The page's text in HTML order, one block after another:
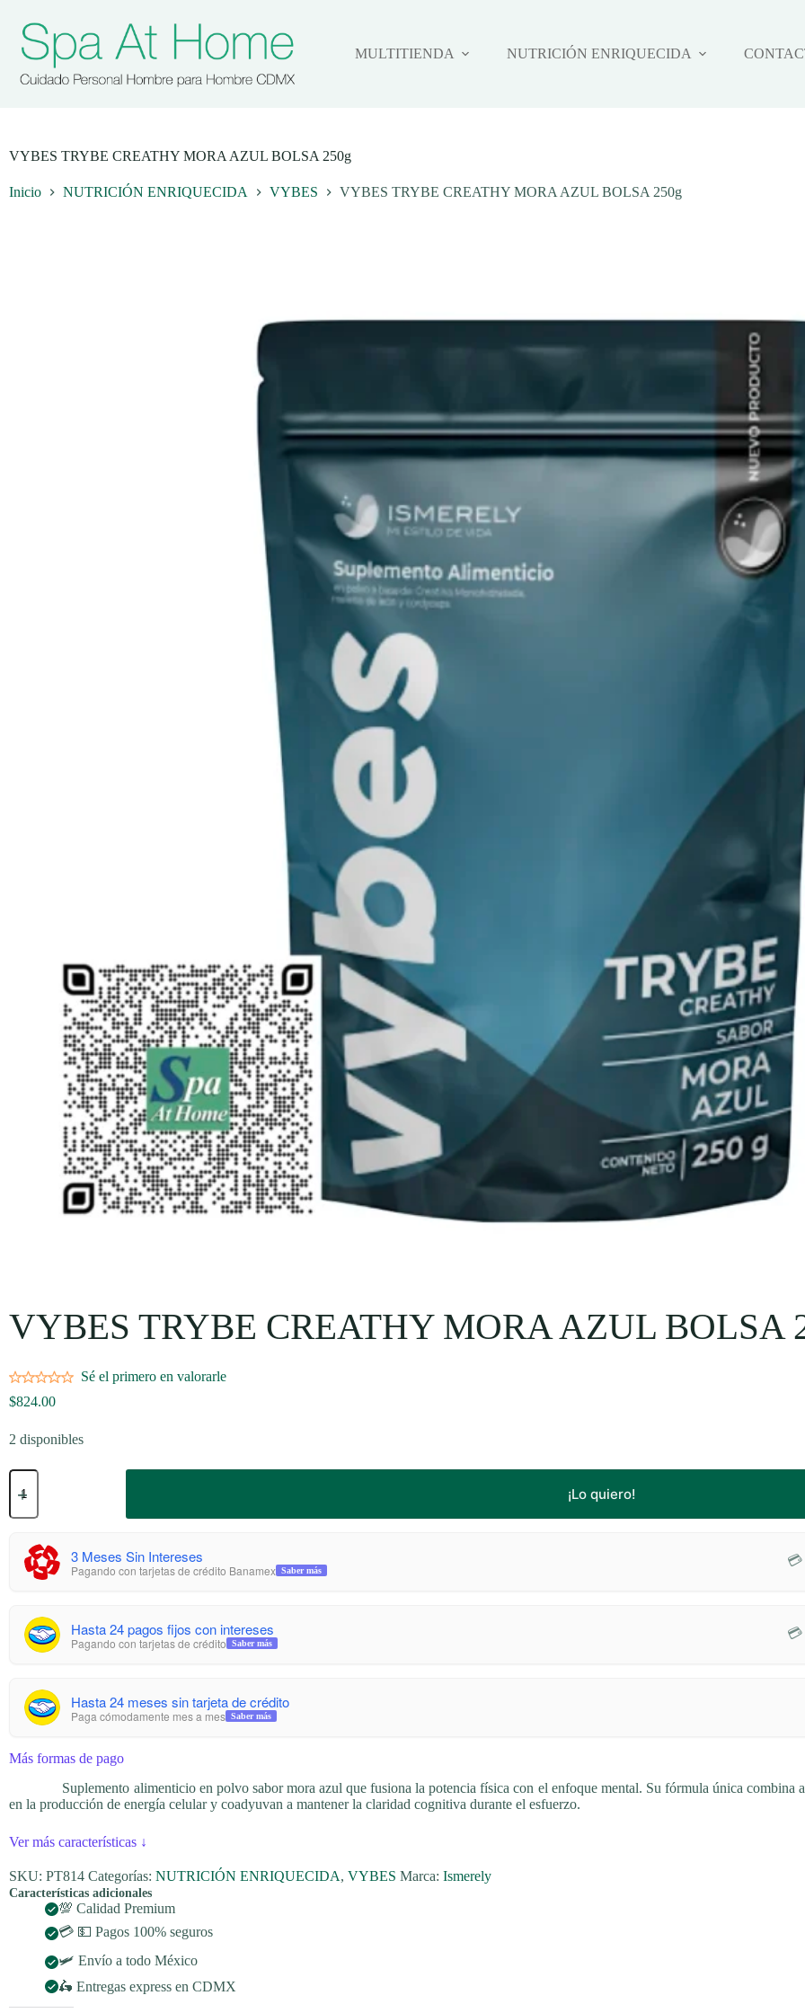
contenido
MULTITIENDA
NUTRICIÓN ENRIQUECIDA
VYBES TRYBE CREATHY MORA AZUL BOLSA 250g
Inicio NUTRICIÓN ENRIQUECIDA VYBES VYBES TRYBE CREATHY MORA AZUL BOLSA 250g
VYBES TRYBE CREATHY MORA AZUL BOLSA
Sé el primero en valorarle
$824.00
2 disponibles
VYBES
TRYBE
MORA
BOLSA
250g
cantidad
¡Lo quiero!
3 Meses Sin Intereses
Pagando con tarjetas de crédito Banamex Saber más
💳
Hasta 24 pagos fijos con intereses
Pagando con tarjetas de crédito Saber más
💳
Hasta 24 meses sin tarjeta de crédito
Paga cómodamente mes a mes Saber más
Más formas de pago
Suplemento alimenticio en polvo sabor mora azul que fusiona la potencia física con el enfoque mental. Su fórmula única combina
en la producción de energía celular y coadyuvan a mantener la claridad cognitiva durante el esfuerzo.
Ver más características ↓
SKU: PT814 Categorías: NUTRICIÓN ENRIQUECIDA, VYBES Marca: Ismerely
Características adicionales
💯 Calidad Premium
💳 💵 Pagos 100% seguros
🛩️ Envío a todo México
🛵 Entregas express en CDMX